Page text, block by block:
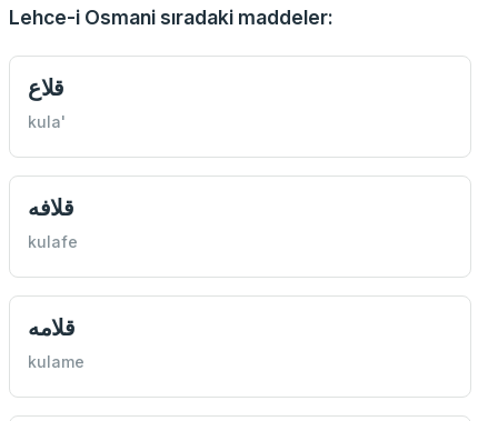
Lehce-i Osmani sıradaki maddeler:
قلاع
kula'
قلافه
kulafe
قلامه
kulame